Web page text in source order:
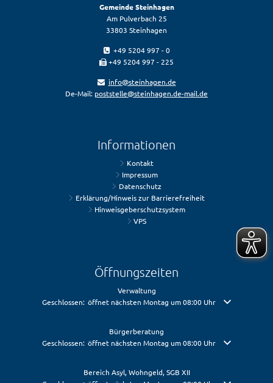
Gemeinde Steinhagen
Am Pulverbach 25
33803 Steinhagen
+49 5204 997 - 0
+49 5204 997 - 225
info@steinhagen.de
De-Mail: poststelle@steinhagen.de-mail.de
Informationen
Kontakt
Impressum
Datenschutz
Erklärung/Hinweis zur Barrierefreiheit
Hinweisgeberschutzsystem
VPS
Öffnungszeiten
Verwaltung
Klicken, um weitere Öffnungs- oder Schließzeiten auszublenden
Geschlossen: öffnet nächsten Montag um 08:00 Uhr
Bürgerberatung
Klicken, um weitere Öffnungs- oder Schließzeiten auszublenden
Geschlossen: öffnet nächsten Montag um 08:00 Uhr
Bereich Asyl, Wohngeld, SGB XII